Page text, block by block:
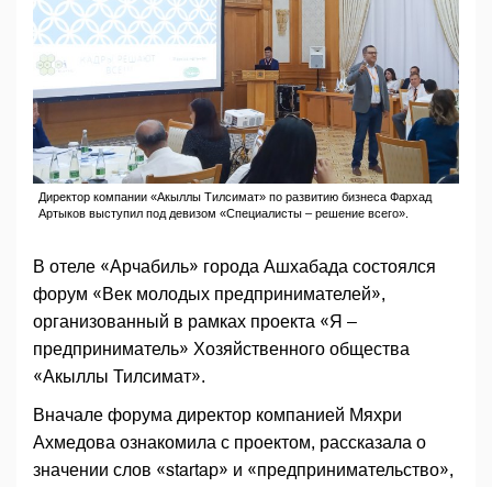
Директор компании «Акыллы Тилсимат» по развитию бизнеса Фархад
Артыков выступил под девизом «Специалисты – решение всего».
В отеле «Арчабиль» города Ашхабада состоялся
форум «Век молодых предпринимателей»,
организованный в рамках проекта «Я –
предприниматель» Хозяйственного общества
«Акыллы Тилсимат».
Вначале форума директор компанией Мяхри
Ахмедова ознакомила с проектом, рассказала о
значении слов «startap» и «предпринимательство»,